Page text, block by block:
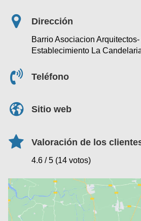
Dirección
Barrio Asociacion
Establecimiento La
Teléfono
Sitio web
Valoración de los
4.6 / 5 (14 votos)